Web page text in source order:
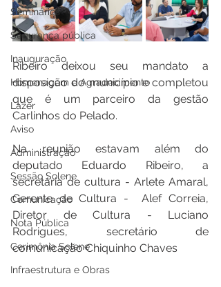
Seminários
Segurança pública
Inauguração
Homenagem e Agradecimento
Lazer
Aviso
Administração
Sessão Solene
Comunicação
Nota Pública
Cerimônia Solene
Infraestrutura e Obras
Ribeiro deixou seu mandato a
disposição do município e completou
que é um parceiro da gestão
Carlinhos do Pelado.
Na reunião estavam além do
deputado Eduardo Ribeiro, a
secretária de cultura - Arlete Amaral,
Gerente de Cultura -  Alef Correia,
Diretor de Cultura - Luciano
Rodrigues, secretário de
comunicação Chiquinho Chaves